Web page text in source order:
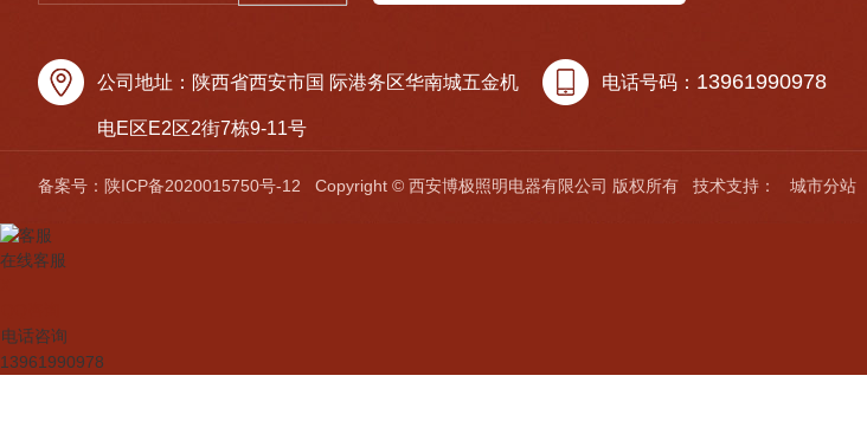
公司地址：陕西省西安市国 际港务区华南城五金机
电E区E2区2街7栋9-11号
电话号码： 13961990978
备案号： 陕ICP备2020015750号-12 Copyright © 西安博极照明电器有限公司 版权所有 技术支持： 城市分站
城市
在线客服
电话咨询
13961990978